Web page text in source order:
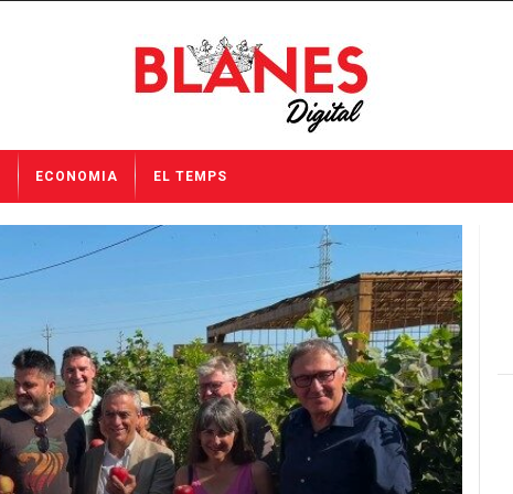
ECONOMIA EL TEMPS